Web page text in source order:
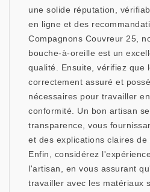
une solide réputation,
en ligne et des
Compagnons Couvreur 25,
bouche-à-oreille est un
qualité. Ensuite, vérifiez que
correctement assuré et
nécessaires pour travailler
conformité. Un bon artisan
transparence, vous
et des explications claires de
Enfin, considérez
l'artisan, en vous assurant
travailler avec les matériaux